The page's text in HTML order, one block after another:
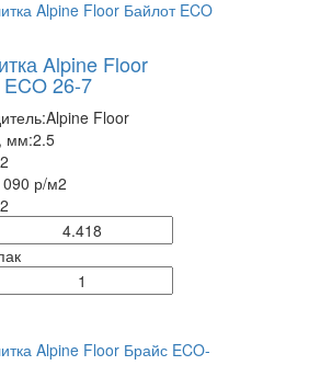
Alpine Floor
26-7
Alpine Floor
мм:2.5
090 р/м2